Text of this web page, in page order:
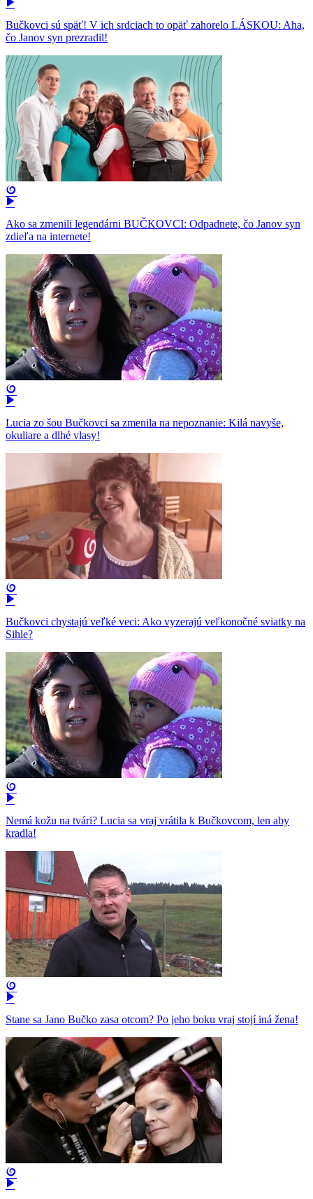
Bučkovci sú späť! V ich srdciach to opäť zahorelo LÁSKOU: Aha,
čo Janov syn prezradil!
Ako sa zmenili legendárni BUČKOVCI: Odpadnete, čo Janov syn
zdieľa na internete!
Lucia zo šou Bučkovci sa zmenila na nepoznanie: Kilá navyše,
okuliare a dlhé vlasy!
Bučkovci chystajú veľké veci: Ako vyzerajú veľkonočné sviatky na
Sihle?
Nemá kožu na tvári? Lucia sa vraj vrátila k Bučkovcom, len aby
kradla!
Stane sa Jano Bučko zasa otcom? Po jeho boku vraj stojí iná žena!